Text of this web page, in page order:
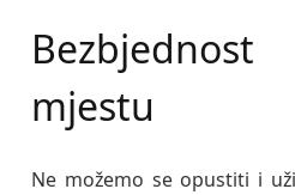
mjestu
Ne možemo se opustiti i